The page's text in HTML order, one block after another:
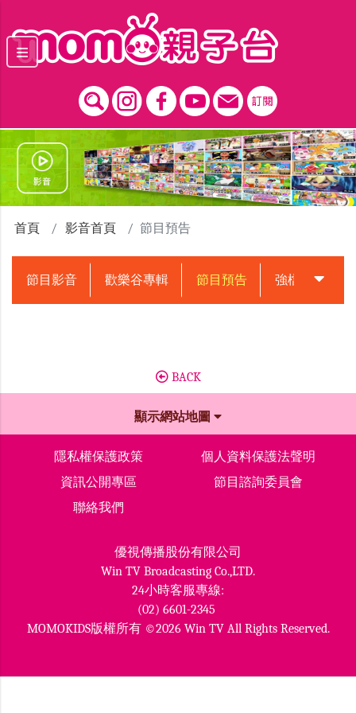
首頁 影音首頁 節目預告
節目影音 歡樂谷專輯 節目預告 強檔動畫預告
BACK
顯示網站地圖
隱私權保護政策
個人資料保護法聲明
資訊公開專區
節目諮詢委員會
聯絡我們
優視傳播股份有限公司
Win TV Broadcasting Co.,LTD.
24小時客服專線:
(02) 6601-2345
MOMOKIDS版權所有 ©2026 Win TV All Rights Reserved.